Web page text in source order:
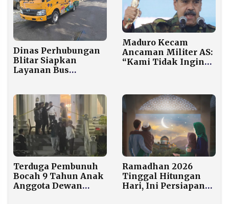
Dinas Perhubungan
Blitar Siapkan
Layanan Bus
Selatan
Maduro Kecam
Ancaman Militer AS:
“Kami Tidak Ingin
Terduga Pembunuh
Bocah 9 Tahun Anak
Anggota Dewan
Ramadhan 2026
Tinggal Hitungan
Hari, Ini Persiapan